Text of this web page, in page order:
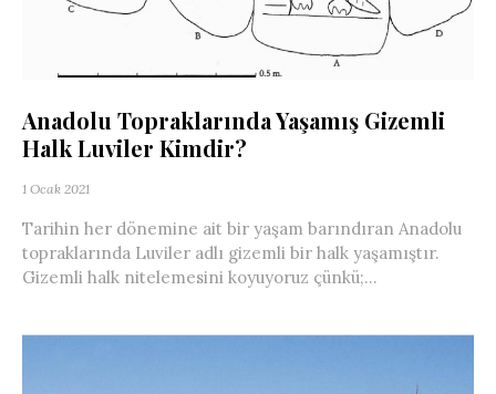
Anadolu Topraklarında Yaşamış Gizemli
Halk Luviler Kimdir?
1 Ocak 2021
Tarihin her dönemine ait bir yaşam barındıran Anadolu
topraklarında Luviler adlı gizemli bir halk yaşamıştır.
Gizemli halk nitelemesini koyuyoruz çünkü;...